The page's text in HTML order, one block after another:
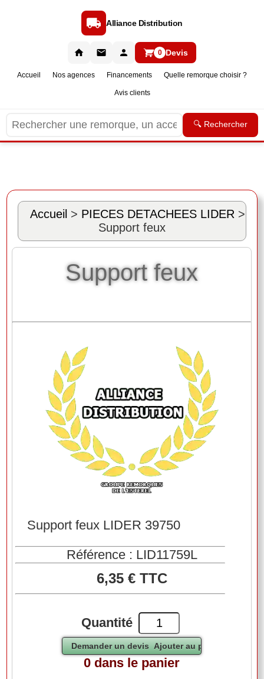
Alliance Distribution
Accueil Nos agences Financements Quelle remorque choisir ?
Avis clients
0 Devis
🔍 Rechercher
Accueil > PIECES DETACHEES LIDER >
Support feux
Support feux
Support feux LIDER 39750
Référence : LID11759L
6,35 € TTC
Quantité
0 dans le panier